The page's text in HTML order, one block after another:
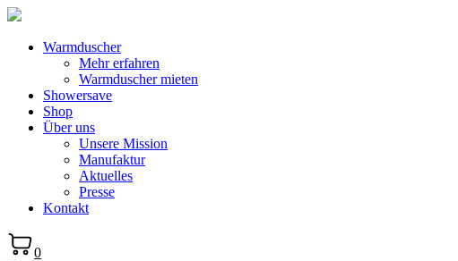
Warmduscher
Mehr erfahren
Warmduscher mieten
Showersave
Shop
Über uns
Unsere Mission
Manufaktur
Aktuelles
Presse
Kontakt
0